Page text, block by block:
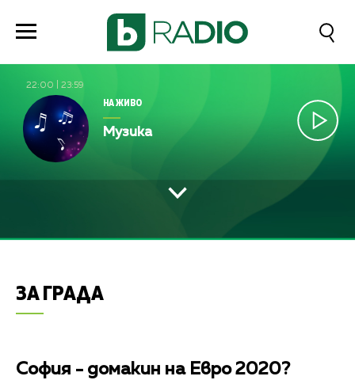
22:00 23:59
НА ЖИВО
Музика
ЗА ГРАДА
София - домакин на Евро 2020?